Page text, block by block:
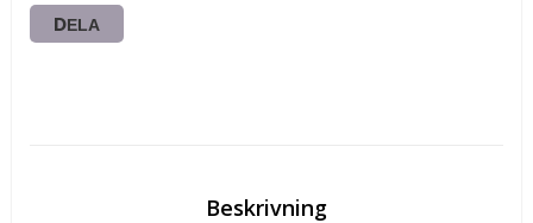
DELA
Beskrivning